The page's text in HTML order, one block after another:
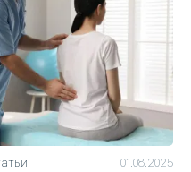
01.08.2025